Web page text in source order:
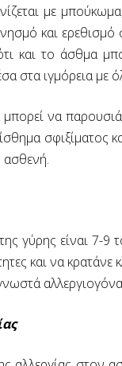
με
και
και το άσθμα
στα ιγμόρεια με
να
σφιξίματος
γύρης είναι 7-9
και να